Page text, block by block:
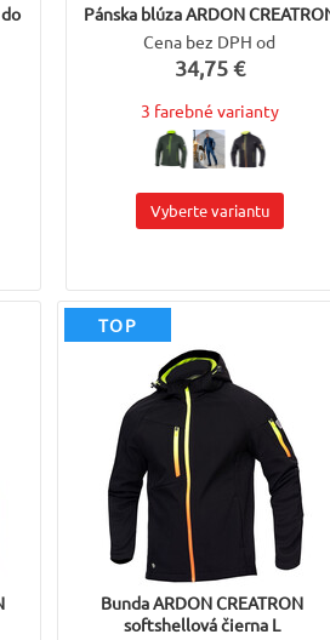
Pánska blúza ARDON
Cena bez DPH od
34,75 €
3 farebné varianty
Vyberte variantu
TOP
Bunda ARDON CREATRON
softshellová čierna L